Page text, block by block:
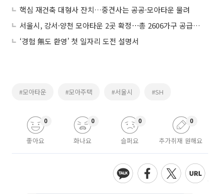
핵심 재건축 대형사 잔치…중견사는 공공·모아타운 물려
서울시, 강서·양천 모아타운 2곳 확정⋯총 2606가구 공급 속도
‘경험 無도 환영’ 첫 일자리 도전 설명서
#모아타운 #모아주택 #서울시 #SH
좋아요
0
화나요
0
슬퍼요
0
추가취재 원해요
0